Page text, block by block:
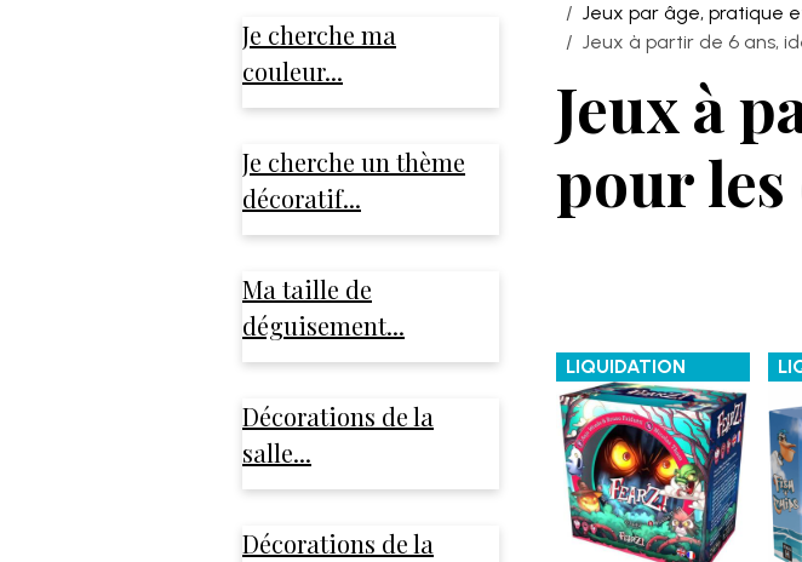
Jeux par âge, pratique
Jeux à partir de 6 ans,
Jeux à
pour les
LIQUIDATION
Je cherche ma
couleur...
Je cherche un thème
décoratif...
Ma taille de
déguisement...
Décorations de la
salle...
Décorations de la